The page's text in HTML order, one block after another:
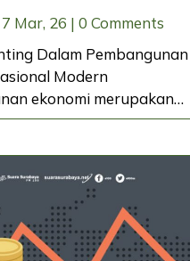
7 Mar, 26 | 0 Comments
Dalam Pembangunan
Modern
ekonomi merupakan…